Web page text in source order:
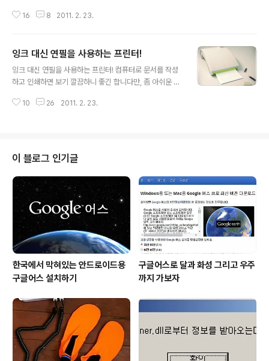
에 바탕을 두고 기획한 컨셉 디자인입니다. REENK ♦ Prin
아서도 인쇄할 수 있는 2가지 방식을 적용하고 있어 보입
니다. 잔량 잉크를 사용한다는 건 아마도 일반적으로 볼펜
을 다 사용하고 마지막 부분에서 나오지 않는 남은 찌꺼기
인지는 따로 설명이 없네요. 좀 아쉬운 부분입니다. -.-;' D
16 8 2011. 2. 23.
잉크 대신 연필을 사용하는 프린터!
잉크 대신 연필을 사용하는 프린터! 컴퓨터로 문서를 작성
하고 인쇄하면 보기 깔끔하니 좋긴 합니다만, 좀 아쉬운 것
소비가 적지 않다는 점입니다. 그래서 한번 출력이 된 종이
각 보다 유용하지는 않다는 겁니다. 그런면에서 언젠가 인
쇄한 결과물이 일부분 틀리거나 잘못된 부분을 확인을 하
고, 수정을 하여 다시 인쇄를 하곤 하는데... 인쇄물을 지울
수 있는 프린터 잉크나 카트리지가 있다면 좋겠다는 생각
을 언뜻하기도 했었습니다. 그런데, 그 생각에 딱 알맞은 컨
셉디자인의 프린터가 눈에 들어옵니..
10 26 2011. 2. 23.
이 블로그 인기글
한국에서 막혀있는 안드로이드용
구글어스 설치하기
구글어스로 달과 화성 그리고 우주
까지 가보자